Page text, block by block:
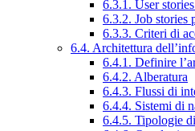
6.3.1. User
6.3.2. Job stories
6.3.3. Criteri di
6.4. Architettura
6.4.1. Definire
6.4.2. Alberatura
6.4.3. Flussi di
6.4.4. Sistemi di
6.4.5. Tipologie